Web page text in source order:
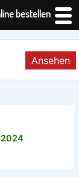
bestellen
Ansehen